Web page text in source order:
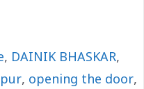
, DAINIK BHASKAR,
, opening the door,